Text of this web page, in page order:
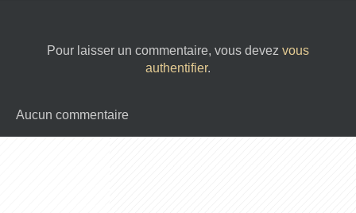
Pour laisser un commentaire, vous devez vous
authentifier.
Aucun commentaire